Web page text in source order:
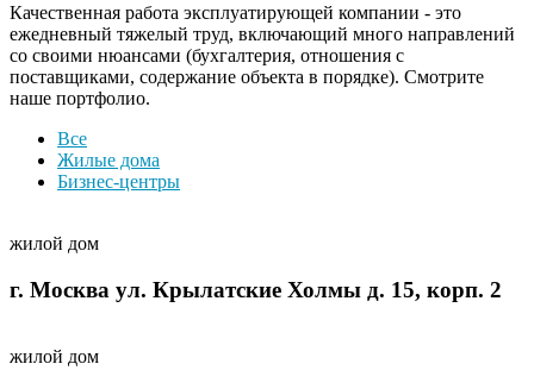
Качественная работа эксплуатирующей компании - это
ежедневный тяжелый труд, включающий много направлений
со своими нюансами (бухгалтерия, отношения с
поставщиками, содержание объекта в порядке). Смотрите
наше портфолио.
Все
Жилые дома
Бизнес-центры
жилой дом
г. Москва ул. Крылатские Холмы д. 15, корп. 2
жилой дом